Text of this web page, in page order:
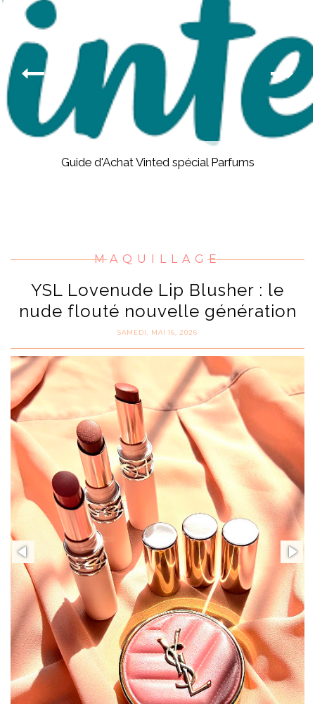
Guide d'Achat Vinted spécial Parfums
MAQUILLAGE
YSL Lovenude Lip Blusher : le
nude flouté nouvelle génération
SAMEDI, MAI 16, 2026